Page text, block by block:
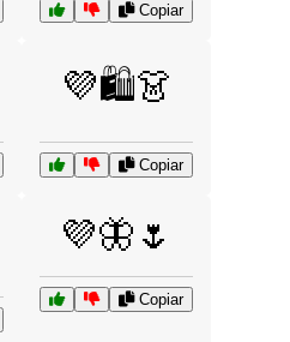
Copiar
💜🛍️👗
Copiar
💜🦋🌷
Copiar